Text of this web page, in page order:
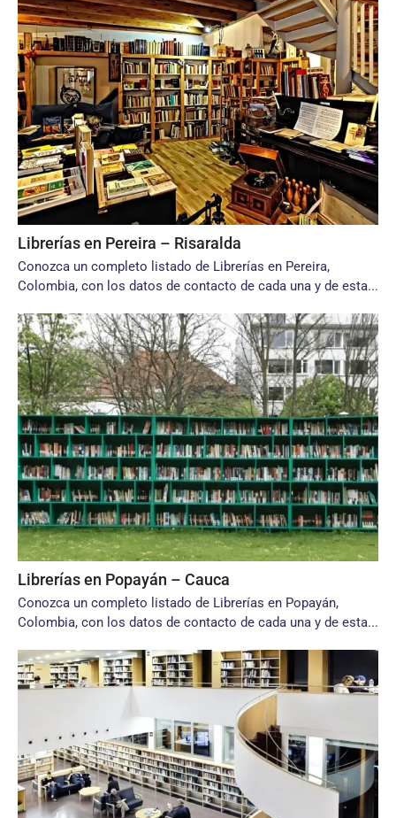
Librerías en Pereira – Risaralda
Conozca un completo listado de Librerías en Pereira,
Colombia, con los datos de contacto de cada una y de esta...
Librerías en Popayán – Cauca
Conozca un completo listado de Librerías en Popayán,
Colombia, con los datos de contacto de cada una y de esta...